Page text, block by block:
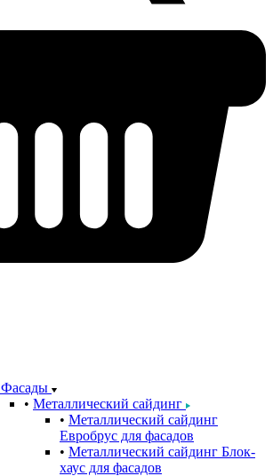
Фасады
Металлический сайдинг
Металлический сайдинг
Евробрус для фасадов
Металлический сайдинг Блок-
хаус для фасадов